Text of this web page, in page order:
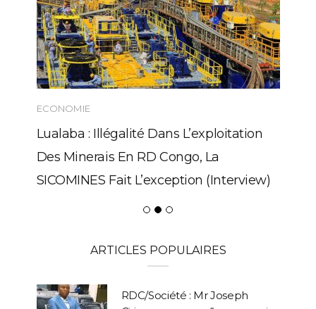
ECONOMIE
Lualaba : Illégalité Dans L’exploitation
Des Minerais En RD Congo, La
SICOMINES Fait L’exception (Interview)
ARTICLES POPULAIRES
RDC/Société : Mr Joseph